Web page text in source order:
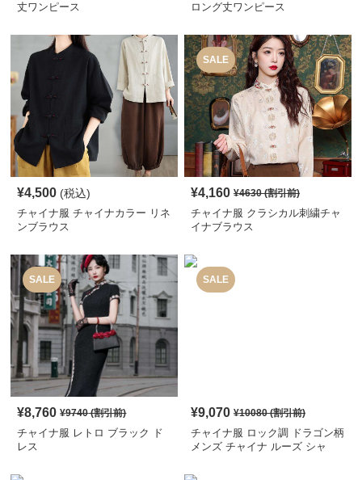
丈ワンピース
ロング丈ワンピース
¥4,500 (税込)
チャイナ服 チャイナカラー リネ
ンブラウス
SALE
¥4,160 ¥4630(割引前)
チャイナ服 クラシカル刺繍チャ
イナブラウス
SALE
¥8,760 ¥9740(割引前)
チャイナ服 レトロ ブラック ド
レス
SALE
¥9,070 ¥10080(割引前)
チャイナ服 ロック調 ドラゴン柄
メンズ チャイナ ルーズ シャ